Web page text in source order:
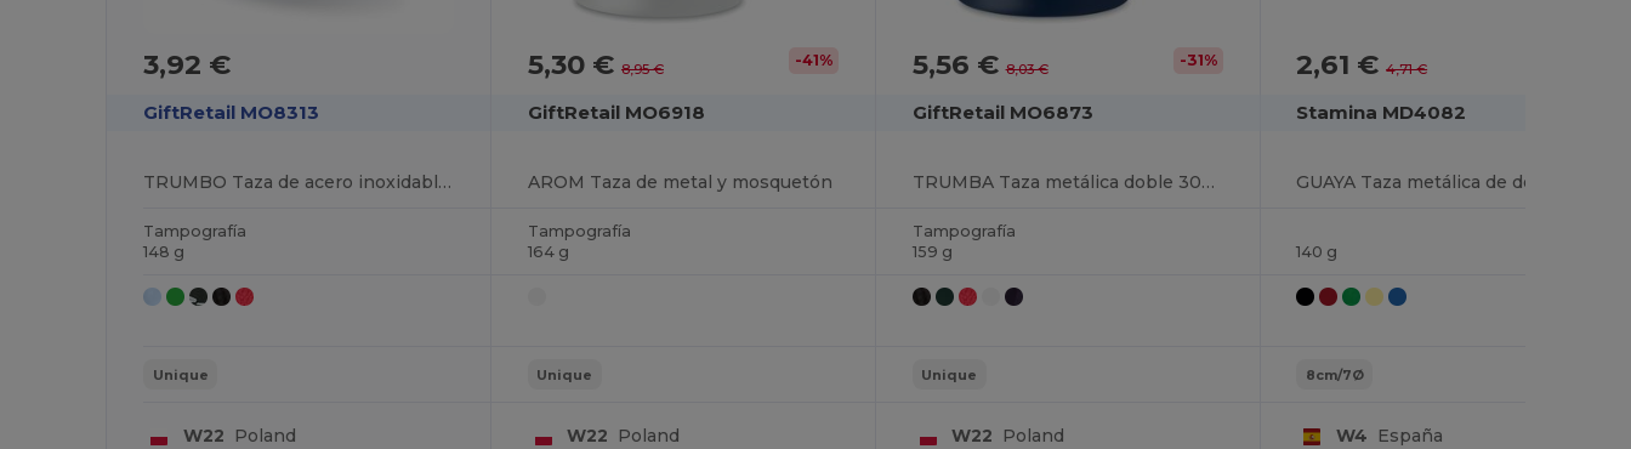
3,92 €
GiftRetail MO8313
TRUMBO Taza de acero inoxidable con asa de mosquetón
Tampografía
148 g
Unique
W22 Poland
5,30 € 8,95 € -41%
GiftRetail MO6918
AROM Taza de metal y mosquetón
Tampografía
164 g
Unique
W22 Poland
5,56 €8,03 € -31%
GiftRetail MO6873
TRUMBA Taza metálica doble 300 ml
Tampografía
159 g
Unique
W22 Poland
2,61 €4,71 €
Stamina MD4082
140 g
8cm/7Ø
W4 España